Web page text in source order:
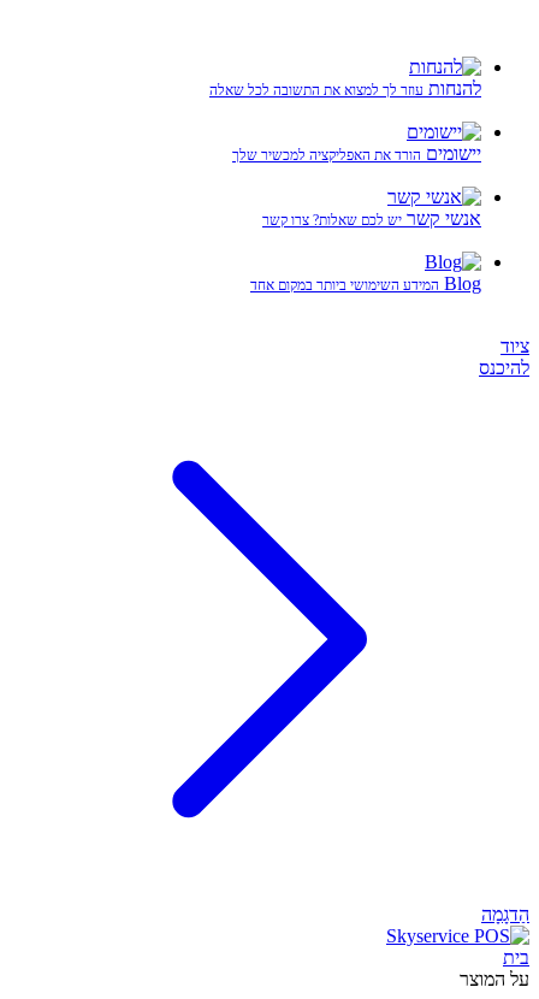
להנחות עוזר לך למצוא את התשובה לכל שאלה
יישומים הורד את האפליקציה למכשיר שלך
אנשי קשר יש לכם שאלות? צרו קשר
Blog המידע השימושי ביותר במקום אחד
ציוד
להיכנס
הַדגָמָה
בית
על המוצר